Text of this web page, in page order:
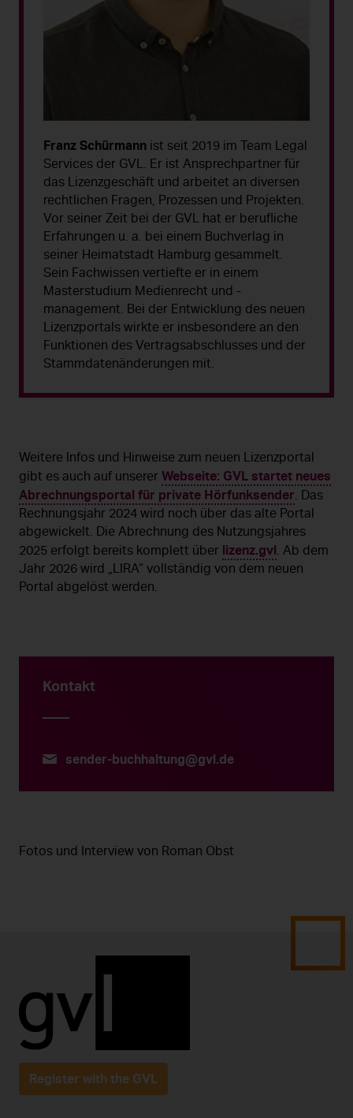
Franz Schürmann ist seit 2019 im Team Legal
Services der GVL. Er ist Ansprechpartner für
das Lizenzgeschäft und arbeitet an diversen
rechtlichen Fragen, Prozessen und Projekten.
Vor seiner Zeit bei der GVL hat er berufliche
Erfahrungen u. a. bei einem Buchverlag in
seiner Heimatstadt Hamburg gesammelt.
Sein Fachwissen vertiefte er in einem
Masterstudium Medienrecht und -
management. Bei der Entwicklung des neuen
Lizenzportals wirkte er insbesondere an den
Funktionen des Vertragsabschlusses und der
Stammdatenänderungen mit.
Weitere Infos und Hinweise zum neuen Lizenzportal
gibt es auch auf unserer Webseite: GVL startet neues
Abrechnungsportal für private Hörfunksender. Das
Rechnungsjahr 2024 wird noch über das alte Portal
abgewickelt. Die Abrechnung des Nutzungsjahres
2025 erfolgt bereits komplett über lizenz.gvl. Ab dem
Jahr 2026 wird „LIRA“ vollständig von dem neuen
Portal abgelöst werden.
Kontakt
sender-buchhaltung@gvl.de
Fotos und Interview von Roman Obst
Register with the GVL